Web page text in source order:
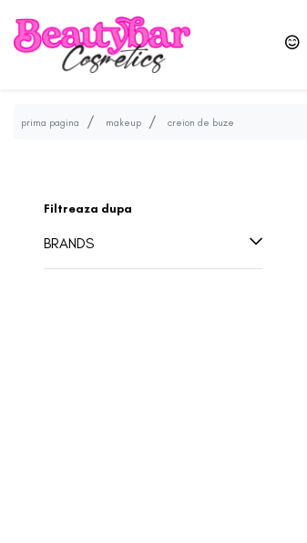
prima pagina makeup creion de buze
Filtreaza dupa
BRANDS